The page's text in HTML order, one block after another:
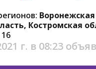
Костромская
г. в 08:23